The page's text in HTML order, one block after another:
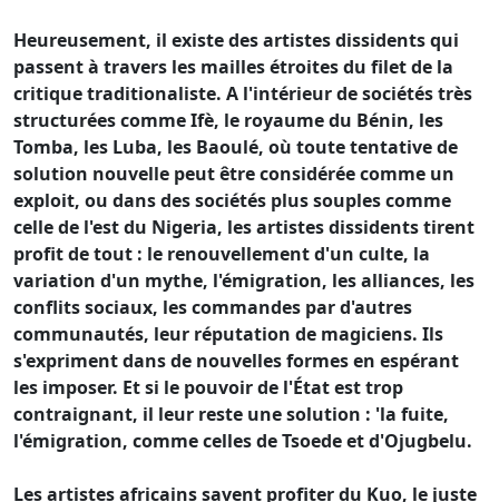
Heureusement, il existe des artistes dissidents qui
passent à travers les mailles étroites du filet de la
critique traditionaliste. A l'intérieur de sociétés très
structurées comme Ifè, le royaume du Bénin, les
Tomba, les Luba, les Baoulé, où toute tentative de
solution nouvelle peut être considérée comme un
exploit, ou dans des sociétés plus souples comme
celle de l'est du Nigeria, les artistes dissidents tirent
profit de tout : le renouvellement d'un culte, la
variation d'un mythe, l'émigration, les alliances, les
conflits sociaux, les commandes par d'autres
communautés, leur réputation de magiciens. Ils
s'expriment dans de nouvelles formes en espérant
les imposer. Et si le pouvoir de l'État est trop
contraignant, il leur reste une solution : 'la fuite,
l'émigration, comme celles de Tsoede et d'Ojugbelu.
Les artistes africains savent profiter du Kuo, le juste